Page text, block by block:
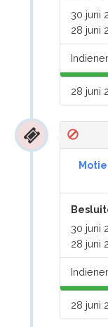
30 juni
28 juni
28 juni
30 juni
28 juni
28 juni